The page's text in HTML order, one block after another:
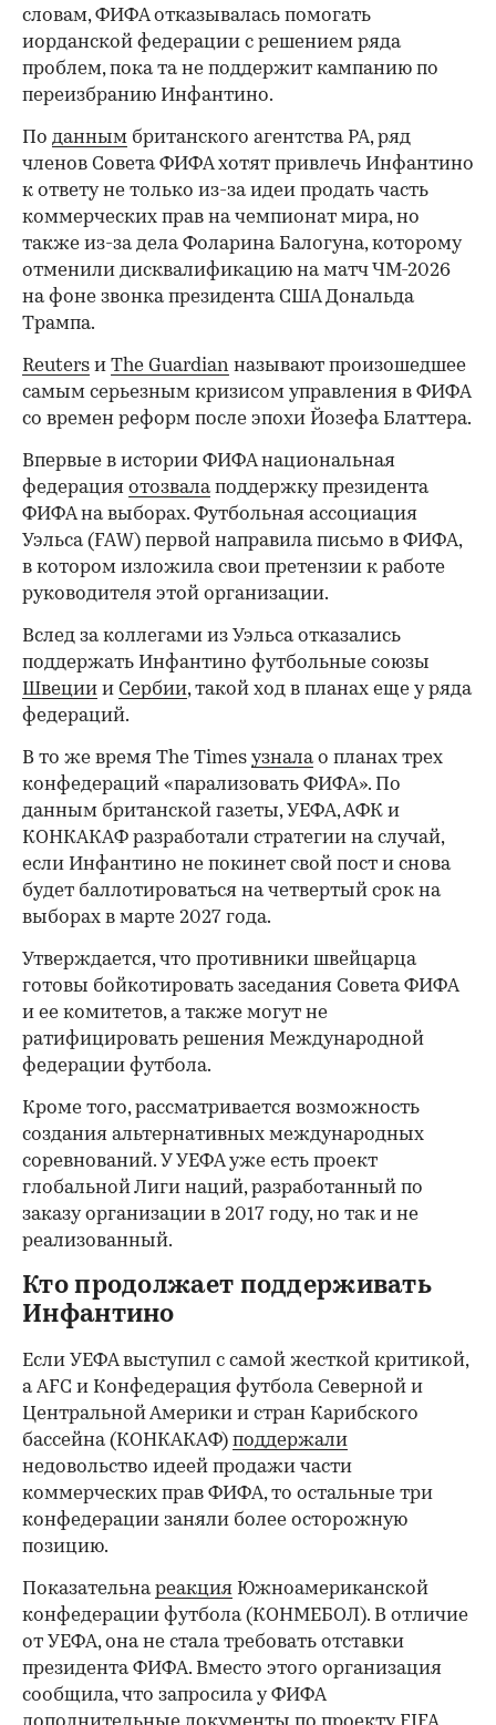
словам, ФИФА отказывалась помогать
иорданской федерации с решением ряда
проблем, пока та не поддержит кампанию по
переизбранию Инфантино.
По данным британского агентства PA, ряд
членов Совета ФИФА хотят привлечь Инфантино
к ответу не только из-за идеи продать часть
коммерческих прав на чемпионат мира, но
также из-за дела Фоларина Балогуна, которому
отменили дисквалификацию на матч ЧМ-2026
на фоне звонка президента США Дональда
Трампа.
Reuters и The Guardian называют произошедшее
самым серьезным кризисом управления в ФИФА
со времен реформ после эпохи Йозефа Блаттера.
Впервые в истории ФИФА национальная
федерация отозвалаподдержку президента
ФИФА на выборах. Футбольная ассоциация
Уэльса (FAW) первой направила письмо в ФИФА,
в котором изложила свои претензии к работе
руководителя этой организации.
Вслед за коллегами из Уэльса отказались
поддержать Инфантино футбольные союзы
Швеции и Сербии, такой ход в планах еще у ряда
федераций.
В то же время The Times узналао планах трех
конфедераций «парализовать ФИФА». По
данным британской газеты, УЕФА, АФК и
КОНКАКАФ разработали стратегии на случай,
если Инфантино не покинет свой пост и снова
будет баллотироваться на четвертый срок на
выборах в марте 2027 года.
Утверждается, что противники швейцарца
готовы бойкотировать заседания Совета ФИФА
и ее комитетов, а также могут не
ратифицировать решения Международной
федерации футбола.
Кроме того, рассматривается возможность
создания альтернативных международных
соревнований. У УЕФА уже есть проект
глобальной Лиги наций, разработанный по
заказу организации в 2017 году, но так и не
реализованный.
Кто продолжает поддерживать
Инфантино
Если УЕФА выступил с самой жесткой критикой,
а AFC и Конфедерация футбола Северной и
Центральной Америки и стран Карибского
бассейна (КОНКАКАФ) поддержали
недовольство идеей продажи части
коммерческих прав ФИФА, то остальные три
конфедерации заняли более осторожную
позицию.
Показательнареакция Южноамериканской
конфедерации футбола (КОНМЕБОЛ). В отличие
от УЕФА, она не стала требовать отставки
президента ФИФА. Вместо этого организация
сообщила, что запросила у ФИФА